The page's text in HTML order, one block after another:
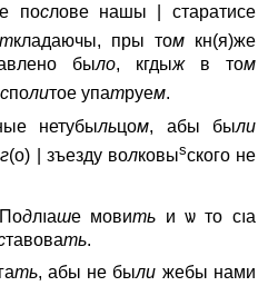
послове нашы | старатисе
кладаючы, пры томкн(я)же
было, кгдыжв том
сполитое yпатруем.
нетубыльцом, абы были
г(о) | зъездy волковыsского не
длıaше мовить и ѡ то сıa
тавовать.
ть, абы не были жебы нами